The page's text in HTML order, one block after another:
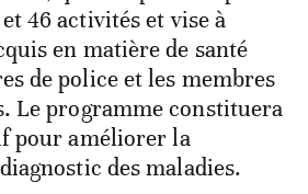
46 activités et vise à
en matière de santé
de police et les membres
Le programme constituera
pour améliorer la
des maladies.